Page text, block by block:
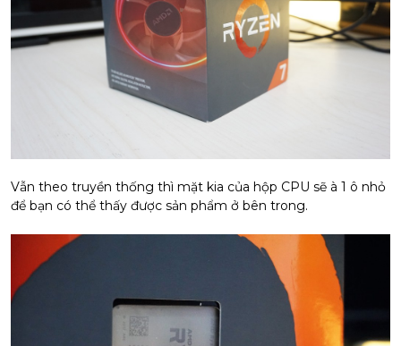
Vẫn theo truyền thống thì mặt kia của hộp CPU sẽ à 1 ô nhỏ
để bạn có thể thấy được sản phẩm ở bên trong.